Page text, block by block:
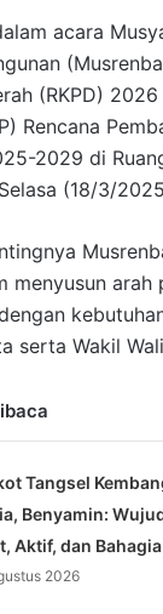
acara
(RKPD)
Rencana
2029 di
(18/3/
menyusun arah
serta Wakil
Tangsel
Benyamin:
Aktif, dan Bahagia
2026